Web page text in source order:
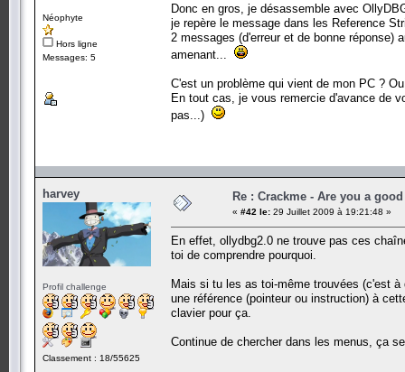
Néophyte
Hors ligne
Messages: 5
Donc en gros, je désassemble avec
je repère le message dans les Reference
2 messages (d'erreur et de bonne
amenant...
C'est un problème qui vient de mon PC ?
En tout cas, je vous remercie d'avance de
pas...)
harvey
Profil challenge
Classement : 18/55625
Re : Crackme - Are you a
« #42 le: 29 Juillet 2009 à 19:21:48 »
En effet, ollydbg2.0 ne trouve pas ces
toi de comprendre pourquoi.
Mais si tu les as toi-même trouvées (c'est
une référence (pointeur ou instruction) à
clavier pour ça.
Continue de chercher dans les menus, ça